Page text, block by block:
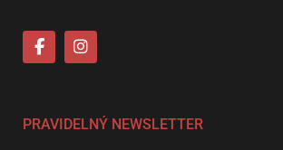
PRAVIDELNÝ NEWSLETTER